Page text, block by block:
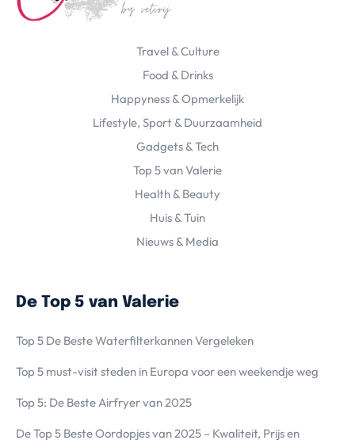
Travel & Culture
Food & Drinks
Happyness & Opmerkelijk
Lifestyle, Sport & Duurzaamheid
Gadgets & Tech
Top 5 van Valerie
Health & Beauty
Huis & Tuin
Nieuws & Media
De Top 5 van Valerie
Top 5 De Beste Waterfilterkannen Vergeleken
Top 5 must-visit steden in Europa voor een weekendje weg
Top 5: De Beste Airfryer van 2025
De Top 5 Beste Oordopjes van 2025 – Kwaliteit, Prijs en